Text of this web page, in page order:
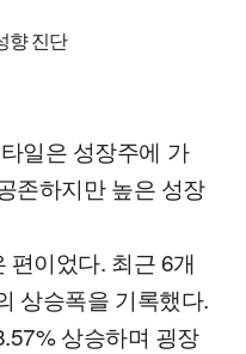
향 진단
일은 성장주에 가
존하지만 높은 성장
편이었다. 최근 6개
상승폭을 기록했다.
상승하며 굉장